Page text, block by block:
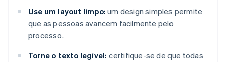
Use um layout limpo: um design simples permite
que as pessoas avancem facilmente pelo
processo.
Torne o texto legível: certifique-se de que todas